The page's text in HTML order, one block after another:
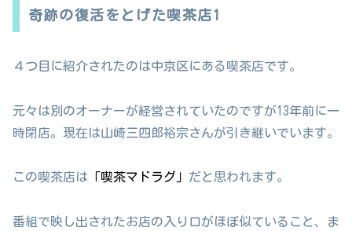
奇跡の復活をとげた喫茶店1
４つ目に紹介されたのは中京区にある喫茶店です。
元々は別のオーナーが経営されていたのですが13年前に一
時閉店。現在は山崎三四郎裕宗さんが引き継いでいます。
この喫茶店は 「喫茶マドラグ」 だと思われます。
番組で映し出されたお店の入り口がほぼ似ていること、ま